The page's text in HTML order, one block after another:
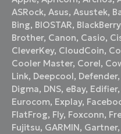
ASRock,Asus,Asustek,
Bing, BIOSTAR, BlackBerry
Brother, Canon, Casio,
CleverKey, CloudCoin,
Cooler Master, Corel,
Link, Deepcool, Defender,
Digma, DNS, eBay, Edifier,
Eurocom, Explay,
FlatFrog, Fly, Foxconn,
Fujitsu, GARMIN, Gartner,